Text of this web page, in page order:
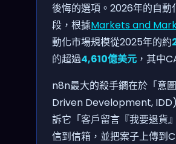
後悔的選項。2026年的自動
段，根據Markets and
動化市場規模從2025年的約
的超過4,610億美元 ，其中
n8n最大的殺手鐧在於「意
Driven Development,
訴它「客戶留言『我要退貨
信到信箱，並把案子上傳到